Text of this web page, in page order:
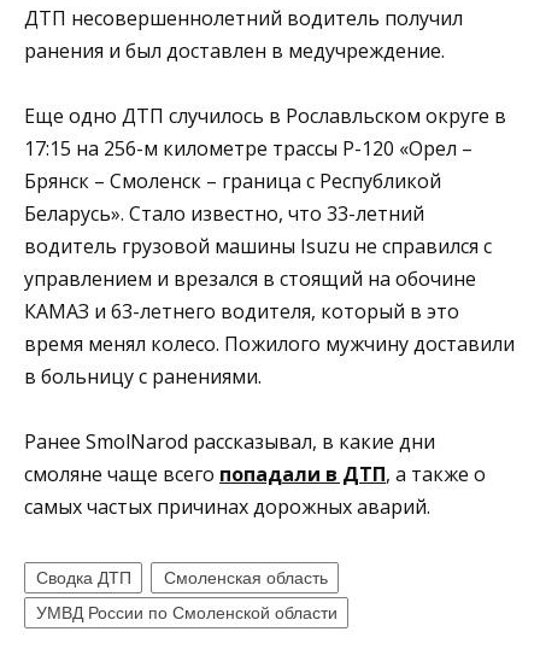
ДТП несовершеннолетний водитель получил
ранения и был доставлен в медучреждение.
Еще одно ДТП случилось в Рославльском округе в
17:15 на 256-м километре трассы Р-120 «Орел –
Брянск – Смоленск – граница с Республикой
Беларусь». Стало известно, что 33-летний
водитель грузовой машины Isuzu не справился с
управлением и врезался в стоящий на обочине
КАМАЗ и 63-летнего водителя, который в это
время менял колесо. Пожилого мужчину доставили
в больницу с ранениями.
Ранее SmolNarod рассказывал, в какие дни
смоляне чаще всего попадали в ДТП, а также о
самых частых причинах дорожных аварий.
Сводка ДТП
Смоленская область
УМВД России по Смоленской области